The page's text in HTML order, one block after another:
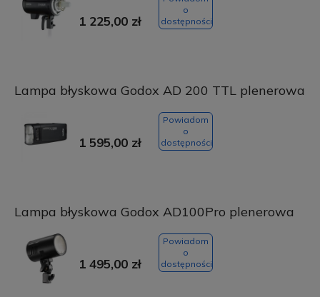
1 225,00 zł
o
dostępności
Lampa błyskowa Godox AD 200 TTL plenerowa
1 595,00 zł
Powiadom
o
dostępności
Lampa błyskowa Godox AD100Pro plenerowa
1 495,00 zł
Powiadom
o
dostępności